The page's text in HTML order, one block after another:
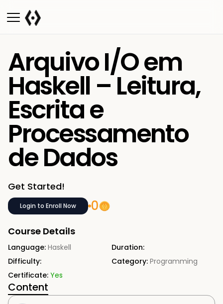
Arquivo I/O em
Haskell – Leitura,
Escrita e
Processamento
de Dados
Get Started!
Login to Enroll Now 0
Course Details
Language: Haskell
Duration:
Difficulty:
Category: Programming
Certificate: Yes
Content